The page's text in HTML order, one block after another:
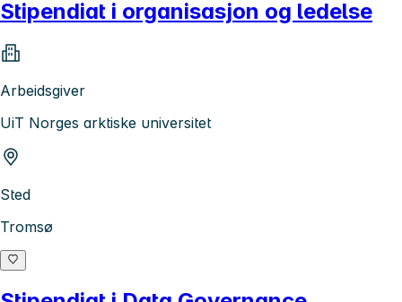
Stipendiat i organisasjon og ledelse
Arbeidsgiver
UiT Norges arktiske universitet
Sted
Tromsø